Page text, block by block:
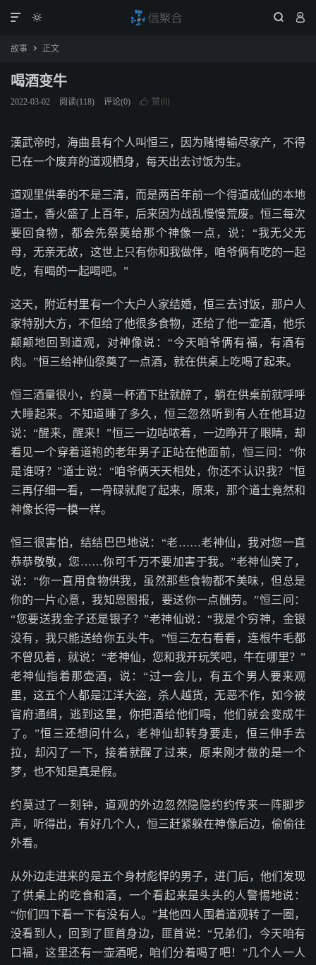
  

故事  正文
喝酒变牛
2022-03-02 阅读(118) 评论(0)  赞(0)
漢武帝时，海曲县有个人叫恒三，因为赌博输尽家产，不得
已在一个废弃的道观栖身，每天出去讨饭为生。
道观里供奉的不是三清，而是两百年前一个得道成仙的本地
道士，香火盛了上百年，后来因为战乱慢慢荒废。恒三每次
要回食物，都会先祭奠给那个神像一点，说：“我无父无
母，无亲无故，这世上只有你和我做伴，咱爷俩有吃的一起
吃，有喝的一起喝吧。”
这天，附近村里有一个大户人家结婚，恒三去讨饭，那户人
家特别大方，不但给了他很多食物，还给了他一壶酒，他乐
颠颠地回到道观，对神像说：“今天咱爷俩有福，有酒有
肉。”恒三给神仙祭奠了一点酒，就在供桌上吃喝了起来。
恒三酒量很小，约莫一杯酒下肚就醉了，躺在供桌前就呼呼
大睡起来。不知道睡了多久，恒三忽然听到有人在他耳边
说：“醒来，醒来！”恒三一边咕哝着，一边睁开了眼睛，却
看见一个穿着道袍的老年男子正站在他面前，恒三问：“你
是谁呀？”道士说：“咱爷俩天天相处，你还不认识我？”恒
三再仔细一看，一骨碌就爬了起来，原来，那个道士竟然和
神像长得一模一样。
恒三很害怕，结结巴巴地说：“老……老神仙，我对您一直
恭恭敬敬，您……你可千万不要加害于我。”老神仙笑了，
说：“你一直用食物供我，虽然那些食物都不美味，但总是
你的一片心意，我知恩图报，要送你一点酬劳。”恒三问：
“您要送我金子还是银子？”老神仙说：“我是个穷神，金银
没有，我只能送给你五头牛。”恒三左右看看，连根牛毛都
不曾见着，就说：“老神仙，您和我开玩笑吧，牛在哪里？”
老神仙指着那壶酒，说：“过一会儿，有五个男人要来观
里，这五个人都是江洋大盗，杀人越货，无恶不作，如今被
官府通缉，逃到这里，你把酒给他们喝，他们就会变成牛
了。”恒三还想问什么，老神仙却转身要走，恒三伸手去
拉，却闪了一下，接着就醒了过来，原来刚才做的是一个
梦，也不知是真是假。
约莫过了一刻钟，道观的外边忽然隐隐约约传来一阵脚步
声，听得出，有好几个人，恒三赶紧躲在神像后边，偷偷往
外看。
从外边走进来的是五个身材彪悍的男子，进门后，他们发现
了供桌上的吃食和酒，一个看起来是头头的人警惕地说：
“你们四下看一下有没有人。”其他四人围着道观转了一圈，
没看到人，回到了匪首身边，匪首说：“兄弟们，今天咱有
口福，这里还有一壶酒呢，咱们分着喝了吧！”几个人一人